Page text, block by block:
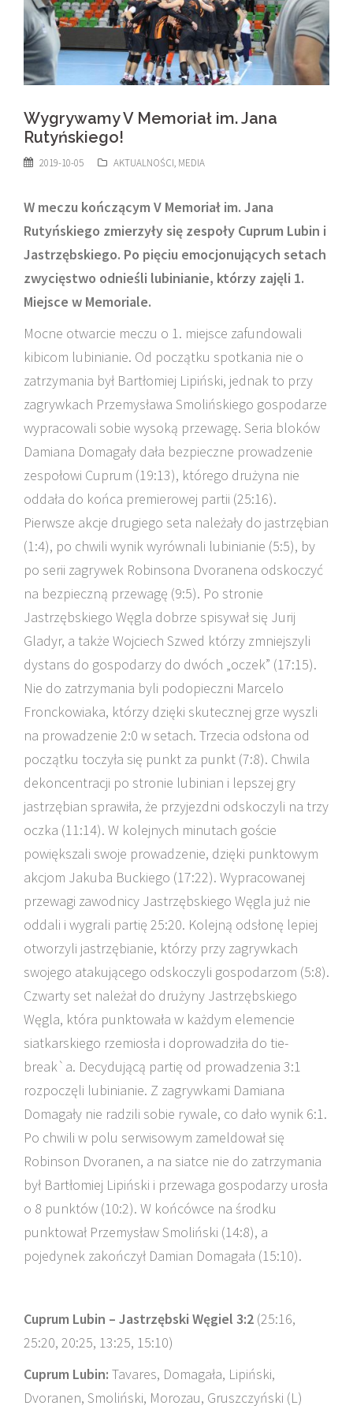
Wygrywamy V Memoriał im. Jana
Rutyńskiego!
2019-10-05 AKTUALNOŚCI, MEDIA
W meczu kończącym V Memoriał im. Jana
Rutyńskiego zmierzyły się zespoły Cuprum Lubin i
Jastrzębskiego. Po pięciu emocjonujących setach
zwycięstwo odnieśli lubinianie, którzy zajęli 1.
Miejsce w Memoriale.
Mocne otwarcie meczu o 1. miejsce zafundowali
kibicom lubinianie. Od początku spotkania nie o
zatrzymania był Bartłomiej Lipiński, jednak to przy
zagrywkach Przemysława Smolińskiego gospodarze
wypracowali sobie wysoką przewagę. Seria bloków
Damiana Domagały dała bezpieczne prowadzenie
zespołowi Cuprum (19:13), którego drużyna nie
oddała do końca premierowej partii (25:16).
Pierwsze akcje drugiego seta należały do jastrzębian
(1:4), po chwili wynik wyrównali lubinianie (5:5), by
po serii zagrywek Robinsona Dvoranena odskoczyć
na bezpieczną przewagę (9:5). Po stronie
Jastrzębskiego Węgla dobrze spisywał się Jurij
Gladyr, a także Wojciech Szwed którzy zmniejszyli
dystans do gospodarzy do dwóch „oczek” (17:15).
Nie do zatrzymania byli podopieczni Marcelo
Fronckowiaka, którzy dzięki skutecznej grze wyszli
na prowadzenie 2:0 w setach. Trzecia odsłona od
początku toczyła się punkt za punkt (7:8). Chwila
dekoncentracji po stronie lubinian i lepszej gry
jastrzębian sprawiła, że przyjezdni odskoczyli na trzy
oczka (11:14). W kolejnych minutach goście
powiększali swoje prowadzenie, dzięki punktowym
akcjom Jakuba Buckiego (17:22). Wypracowanej
przewagi zawodnicy Jastrzębskiego Węgla już nie
oddali i wygrali partię 25:20. Kolejną odsłonę lepiej
otworzyli jastrzębianie, którzy przy zagrywkach
swojego atakującego odskoczyli gospodarzom (5:8).
Czwarty set należał do drużyny Jastrzębskiego
Węgla, która punktowała w każdym elemencie
siatkarskiego rzemiosła i doprowadziła do tie-
break`a. Decydującą partię od prowadzenia 3:1
rozpoczęli lubinianie. Z zagrywkami Damiana
Domagały nie radzili sobie rywale, co dało wynik 6:1.
Po chwili w polu serwisowym zameldował się
Robinson Dvoranen, a na siatce nie do zatrzymania
był Bartłomiej Lipiński i przewaga gospodarzy urosła
o 8 punktów (10:2). W końcówce na środku
punktował Przemysław Smoliński (14:8), a
pojedynek zakończył Damian Domagała (15:10).
Cuprum Lubin – Jastrzębski Węgiel 3:2 (25:16,
25:20, 20:25, 13:25, 15:10)
Cuprum Lubin: Tavares, Domagała, Lipiński,
Dvoranen, Smoliński, Morozau, Gruszczyński (L)